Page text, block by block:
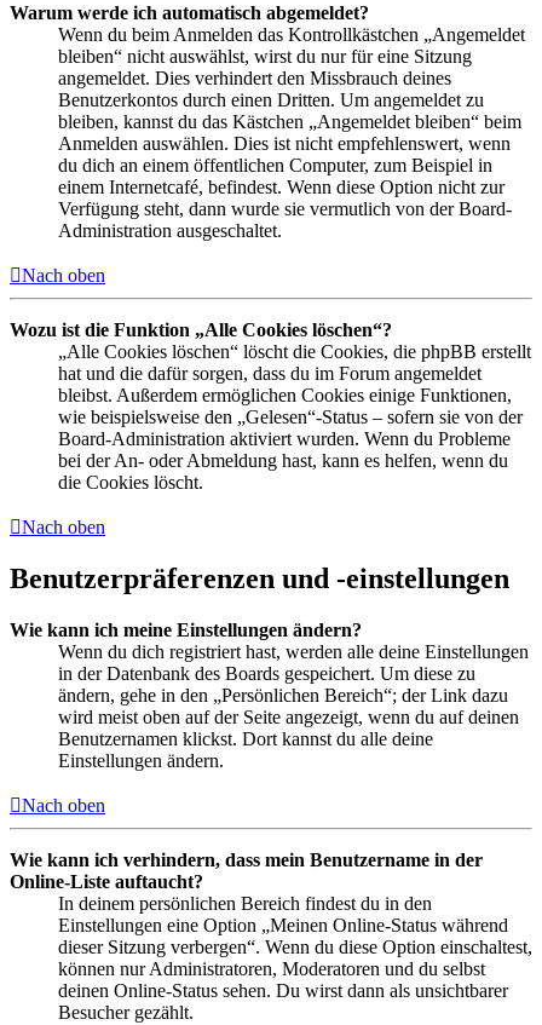
Warum werde ich automatisch abgemeldet?
Wenn du beim Anmelden das Kontrollkästchen „Angemeldet
bleiben“ nicht auswählst, wirst du nur für eine Sitzung
angemeldet. Dies verhindert den Missbrauch deines
Benutzerkontos durch einen Dritten. Um angemeldet zu
bleiben, kannst du das Kästchen „Angemeldet bleiben“ beim
Anmelden auswählen. Dies ist nicht empfehlenswert, wenn
du dich an einem öffentlichen Computer, zum Beispiel in
einem Internetcafé, befindest. Wenn diese Option nicht zur
Verfügung steht, dann wurde sie vermutlich von der Board-
Administration ausgeschaltet.
Nach oben
Wozu ist die Funktion „Alle Cookies löschen“?
„Alle Cookies löschen“ löscht die Cookies, die phpBB erstellt
hat und die dafür sorgen, dass du im Forum angemeldet
bleibst. Außerdem ermöglichen Cookies einige Funktionen,
wie beispielsweise den „Gelesen“-Status – sofern sie von der
Board-Administration aktiviert wurden. Wenn du Probleme
bei der An- oder Abmeldung hast, kann es helfen, wenn du
die Cookies löscht.
Nach oben
Benutzerpräferenzen und -einstellungen
Wie kann ich meine Einstellungen ändern?
Wenn du dich registriert hast, werden alle deine Einstellungen
in der Datenbank des Boards gespeichert. Um diese zu
ändern, gehe in den „Persönlichen Bereich“; der Link dazu
wird meist oben auf der Seite angezeigt, wenn du auf deinen
Benutzernamen klickst. Dort kannst du alle deine
Einstellungen ändern.
Nach oben
Wie kann ich verhindern, dass mein Benutzername in der
Online-Liste auftaucht?
In deinem persönlichen Bereich findest du in den
Einstellungen eine Option „Meinen Online-Status während
dieser Sitzung verbergen“. Wenn du diese Option einschaltest,
können nur Administratoren, Moderatoren und du selbst
deinen Online-Status sehen. Du wirst dann als unsichtbarer
Besucher gezählt.